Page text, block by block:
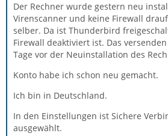
Der Rechner wurde gestern neu
Virenscanner und keine Firewall
selber. Da ist Thunderbird
Firewall deaktiviert ist. Das
Tage vor der Neuinstallation des
Konto habe ich schon neu gemacht.
Ich bin in Deutschland.
In den Einstellungen ist Sichere
ausgewählt.